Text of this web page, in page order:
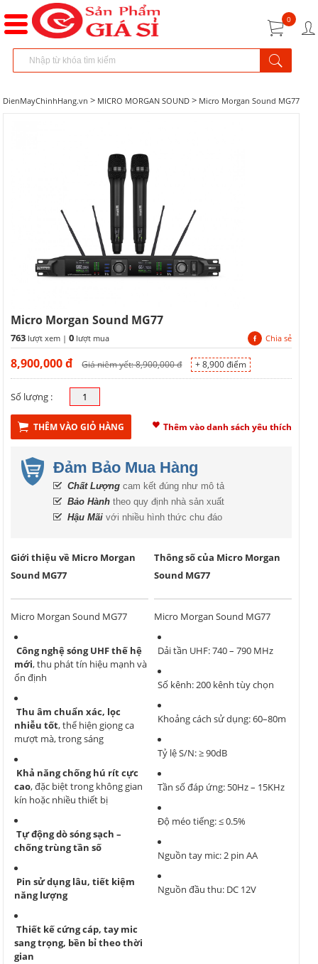
0
DienMayChinhHang.vn > MICRO MORGAN SOUND > Micro Morgan Sound MG77
Micro Morgan Sound MG77
763 lượt xem |0 lượt mua Chia sẻ
8,900,000đ Giá niêm yết: 8,900,000 đ + 8,900 điểm
Số lượng :
THÊM VÀO GIỎ HÀNG Thêm vào danh sách yêu thích
Đảm Bảo Mua Hàng
Chất Lượng cam kết đúng như mô tả
Bảo Hành theo quy định nhà sản xuất
Hậu Mãi với nhiều hình thức chu đáo
Giới thiệu về Micro Morgan
Sound MG77
Micro Morgan Sound MG77
Công nghệ sóng UHF thế hệ
mới, thu phát tín hiệu mạnh và
ổn định
Thu âm chuẩn xác, lọc
nhiễu tốt, thể hiện giọng ca
mượt mà, trong sáng
Khả năng chống hú rít cực
cao, đặc biệt trong không gian
kín hoặc nhiều thiết bị
Tự động dò sóng sạch –
chống trùng tần số
Pin sử dụng lâu, tiết kiệm
năng lượng
Thiết kế cứng cáp, tay mic
sang trọng, bền bỉ theo thời
gian
Thông số của Micro Morgan
Sound MG77
Micro Morgan Sound MG77
Dải tần UHF: 740 – 790 MHz
Số kênh: 200 kênh tùy chọn
Khoảng cách sử dụng: 60–80m
Tỷ lệ S/N: ≥ 90dB
Tần số đáp ứng: 50Hz – 15KHz
Độ méo tiếng: ≤ 0.5%
Nguồn tay mic: 2 pin AA
Nguồn đầu thu: DC 12V